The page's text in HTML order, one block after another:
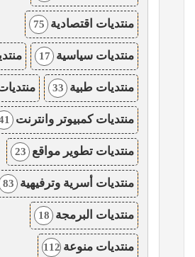
منتديات اقتصادية 75
منتديات سياسية 17
منتديات طبية 33
منتديات كمبيوتر وانترنت
منتديات تطوير مواقع 23
منتديات أسرية وترفيهية 83
منتديات البرمجة 18
منتديات منوعة 112